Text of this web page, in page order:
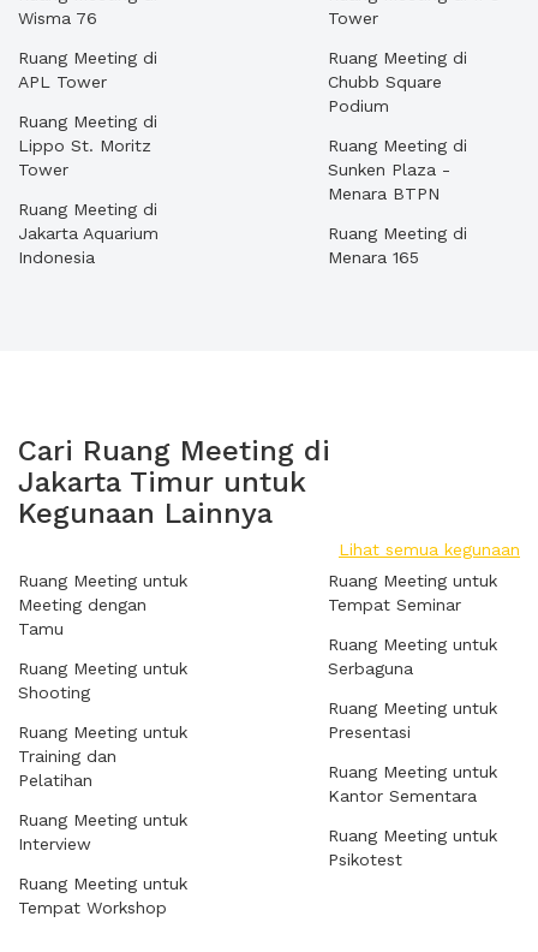
Wisma 76
Ruang Meeting di
APL Tower
Ruang Meeting di
Lippo St. Moritz
Tower
Ruang Meeting di
Jakarta Aquarium
Indonesia
Tower
Ruang Meeting di
Chubb Square
Podium
Ruang Meeting di
Sunken Plaza -
Menara BTPN
Ruang Meeting di
Menara 165
Cari Ruang Meeting di
Jakarta Timur untuk
Kegunaan Lainnya
Lihat semua kegunaan
Ruang Meeting untuk
Meeting dengan
Tamu
Ruang Meeting untuk
Shooting
Ruang Meeting untuk
Training dan
Pelatihan
Ruang Meeting untuk
Interview
Ruang Meeting untuk
Tempat Workshop
Ruang Meeting untuk
Tempat Seminar
Ruang Meeting untuk
Serbaguna
Ruang Meeting untuk
Presentasi
Ruang Meeting untuk
Kantor Sementara
Ruang Meeting untuk
Psikotest